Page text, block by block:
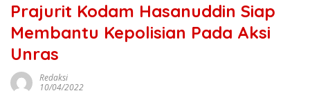
Prajurit Kodam Hasanuddin Siap
Membantu Kepolisian Pada Aksi
Unras
Redaksi
10/04/2022